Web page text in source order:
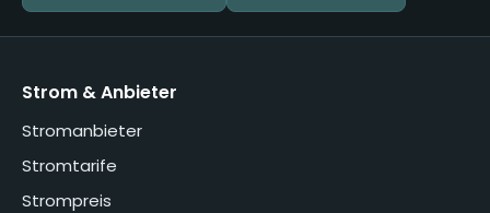
Strom & Anbieter
Stromanbieter
Stromtarife
Strompreis